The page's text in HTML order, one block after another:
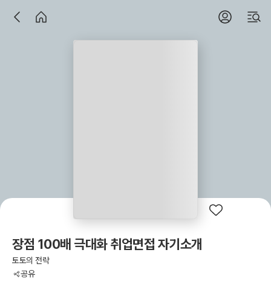
장점 100배 극대화 취업면접 자기소개
토토의 전략
공유